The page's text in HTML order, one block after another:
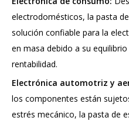
electrodomésticos, la pasta
solución confiable para la
en masa debido a su
rentabilidad.
Electrónica automotriz y
los componentes están
estrés mecánico, la pasta de